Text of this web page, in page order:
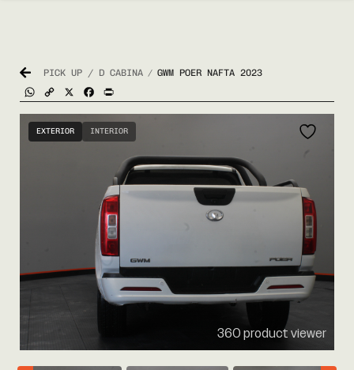
PICK UP / D CABINA / GWM POER NAFTA 2023
WhatsApp
Copy
Link
Facebook
EXTERIOR INTERIOR
360 product viewer